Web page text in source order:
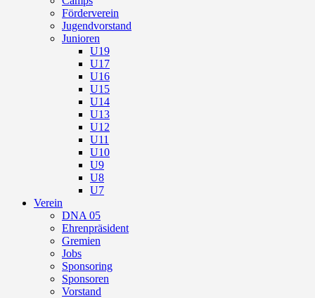
Förderverein
Jugendvorstand
Junioren
U19
U17
U16
U15
U14
U13
U12
U11
U10
U9
U8
U7
Verein
DNA 05
Ehrenpräsident
Gremien
Jobs
Sponsoring
Sponsoren
Vorstand